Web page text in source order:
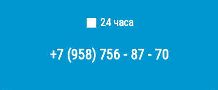
24 часа
+7 (958) 756 - 87 - 70